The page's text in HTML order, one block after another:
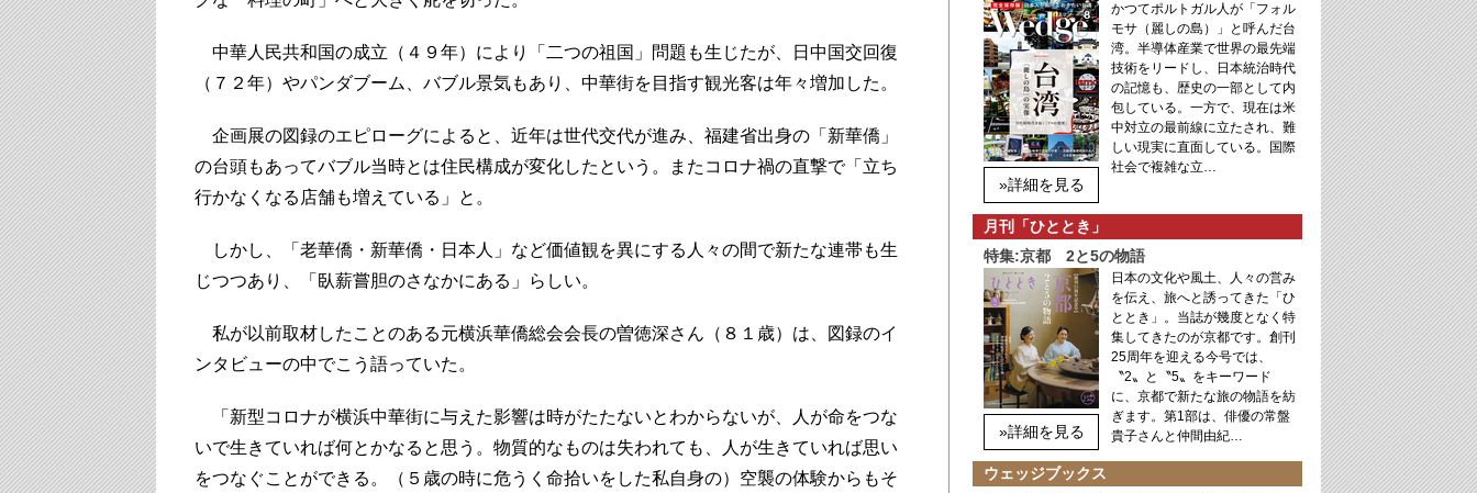
中華人民共和国の成立（４９年）により「二つの祖国」問題も生じたが、日中国交回復
（７２年）やパンダブーム、バブル景気もあり、中華街を目指す観光客は年々増加した。
企画展の図録のエピローグによると、近年は世代交代が進み、福建省出身の「新華僑」
の台頭もあってバブル当時とは住民構成が変化したという。またコロナ禍の直撃で「立ち
行かなくなる店舗も増えている」と。
しかし、「老華僑・新華僑・日本人」など価値観を異にする人々の間で新たな連帯も生
じつつあり、「臥薪嘗胆のさなかにある」らしい。
私が以前取材したことのある元横浜華僑総会会長の曽徳深さん（８１歳）は、図録のイ
ンタビューの中でこう語っていた。
「新型コロナが横浜中華街に与えた影響は時がたたないとわからないが、人が命をつな
いで生きていれば何とかなると思う。物質的なものは失われても、人が生きていれば思い
をつなぐことができる。（５歳の時に危うく命拾いをした私自身の）空襲の体験からもそ
»詳細を見る
かつてポルトガル人が「フォル
モサ（麗しの島）」と呼んだ台
湾。半導体産業で世界の最先端
技術をリードし、日本統治時代
の記憶も、歴史の一部として内
包している。一方で、現在は米
中対立の最前線に立たされ、難
しい現実に直面している。国際
社会で複雑な立…
月刊「ひととき」
特集:京都 2と5の物語
»詳細を見る
日本の文化や風土、人々の営み
を伝え、旅へと誘ってきた「ひ
ととき」。当誌が幾度となく特
集してきたのが京都です。創刊
25周年を迎える今号では、
〝2〟と〝5〟をキーワード
に、京都で新たな旅の物語を紡
ぎます。第1部は、俳優の常盤
貴子さんと仲間由紀…
ウェッジブックス